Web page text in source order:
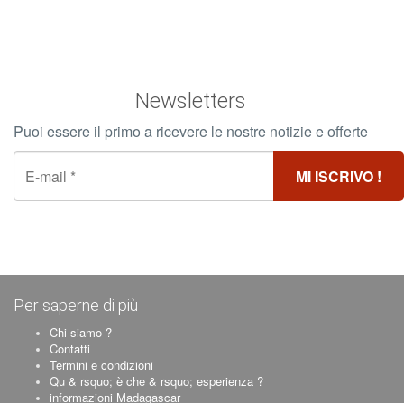
Newsletters
Puoi essere il primo a ricevere le nostre notizie e offerte
Per saperne di più
Chi siamo ?
Contatti
Termini e condizioni
Qu & rsquo; è che & rsquo; esperienza ?
informazioni Madagascar